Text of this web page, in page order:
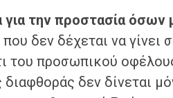
για την προστασία
δεν δέχεται να γίνει
του προσωπικού
διαφθοράς δεν δίνεται